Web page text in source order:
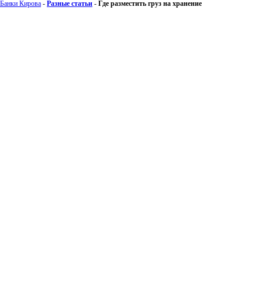
Банки Кирова - Разные статьи - Где разместить груз на хранение